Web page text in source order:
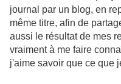
journal par un blog, en
même titre, afin de
aussi le résultat de mes
vraiment à me faire
j'aime savoir que ce que